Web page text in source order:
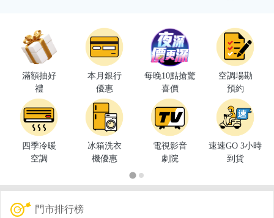
滿額抽好
禮
本月銀行
優惠
每晚10點搶驚
喜價
空調場勘
預約
四季冷暖
空調
冰箱洗衣
機優惠
電視影音
劇院
速速GO 3小時
到貨
門市排行榜